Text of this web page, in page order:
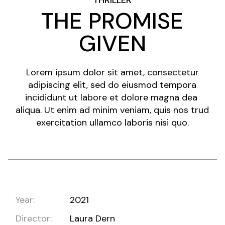
THE PROMISE
GIVEN
Lorem ipsum dolor sit amet, consectetur
adipiscing elit, sed do eiusmod tempora
incididunt ut labore et dolore magna dea
aliqua. Ut enim ad minim veniam, quis nos trud
exercitation ullamco laboris nisi quo.
Year:
2021
Director:
Laura Dern